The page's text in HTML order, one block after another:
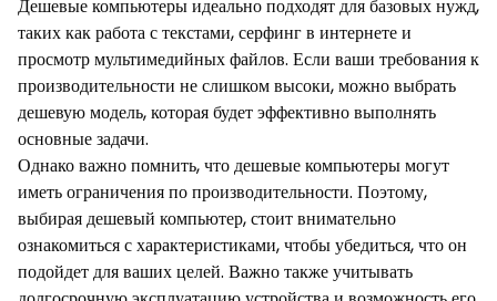
Дешевые компьютеры идеально подходят для базовых нужд,
таких как работа с текстами, серфинг в интернете и
просмотр мультимедийных файлов. Если ваши требования к
производительности не слишком высоки, можно выбрать
дешевую модель, которая будет эффективно выполнять
основные задачи.
Однако важно помнить, что дешевые компьютеры могут
иметь ограничения по производительности. Поэтому,
выбирая дешевый компьютер, стоит внимательно
ознакомиться с характеристиками, чтобы убедиться, что он
подойдет для ваших целей. Важно также учитывать